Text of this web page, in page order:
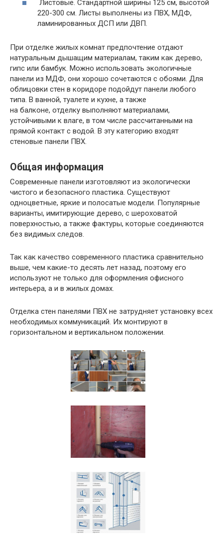
Листовые. Стандартной ширины 125 см, высотой
220-300 см. Листы выполнены из ПВХ, МДФ,
ламинированных ДСП или ДВП.
При отделке жилых комнат предпочтение отдают
натуральным дышащим материалам, таким как дерево,
гипс или бамбук. Можно использовать экологичные
панели из МДФ, они хорошо сочетаются с обоями. Для
облицовки стен в коридоре подойдут панели любого
типа. В ванной, туалете и кухне, а также
на балконе, отделку выполняют материалами,
устойчивыми к влаге, в том числе рассчитанными на
прямой контакт с водой. В эту категорию входят
стеновые панели ПВХ.
Общая информация
Современные панели изготовляют из экологически
чистого и безопасного пластика. Существуют
одноцветные, яркие и полосатые модели. Популярные
варианты, имитирующие дерево, с шероховатой
поверхностью, а также фактуры, которые соединяются
без видимых следов.
Так как качество современного пластика сравнительно
выше, чем какие-то десять лет назад, поэтому его
используют не только для оформления офисного
интерьера, а и в жилых домах.
Отделка стен панелями ПВХ не затрудняет установку всех
необходимых коммуникаций. Их монтируют в
горизонтальном и вертикальном положении.